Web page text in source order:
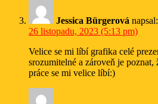
Jessica Bürgerová napsal:
26 listopadu, 2023 (5:13 pm)
Velice se mi líbí grafika celé
srozumitelné a zároveň je poznat,
práce se mi velice líbí:)